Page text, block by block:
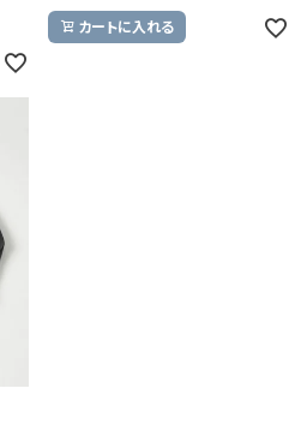
カートに入れる